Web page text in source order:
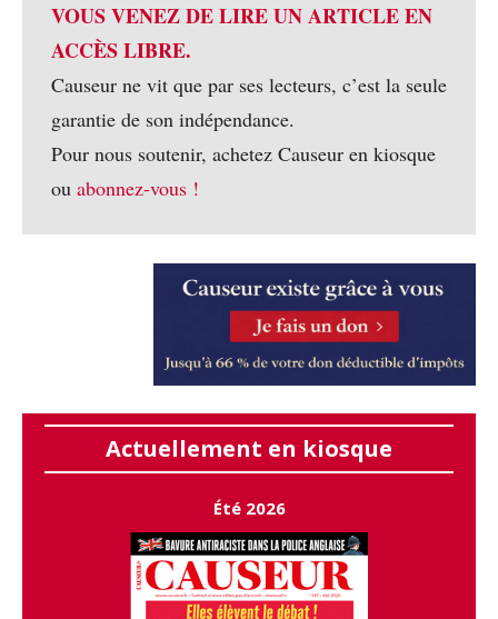
VOUS VENEZ DE LIRE UN ARTICLE EN
ACCÈS LIBRE.
Causeur ne vit que par ses lecteurs, c’est la seule
garantie de son indépendance.
Pour nous soutenir, achetez Causeur en kiosque
ou abonnez-vous !
Actuellement en kiosque
Été 2026